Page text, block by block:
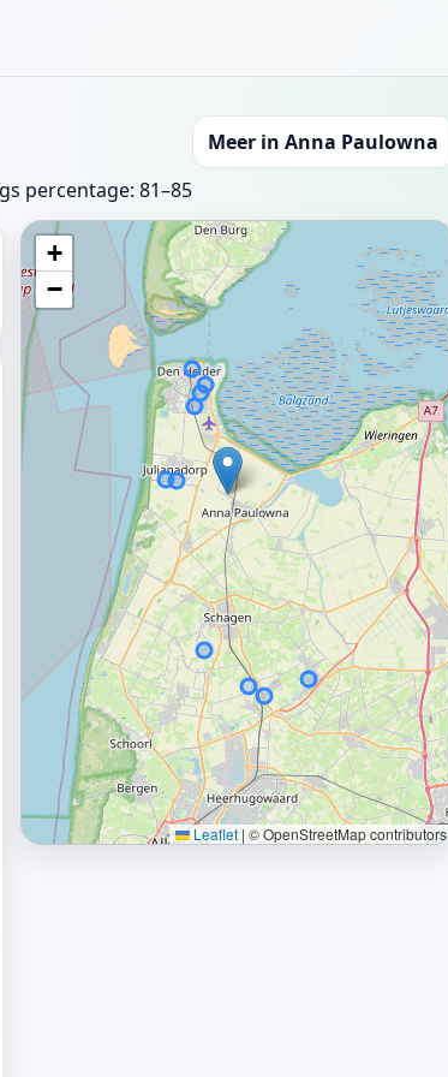
percentage: 81–85
Meer in Anna Paulowna
+
−
Leaflet | © OpenStreetMap contributors